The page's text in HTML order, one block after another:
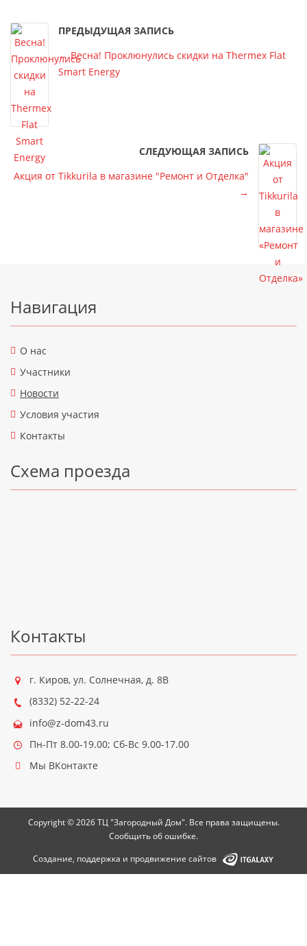
ПРЕДЫДУЩАЯ ЗАПИСЬ
←Весна! Проклюнулись скидки на Thermex Flat
Smart Energy
СЛЕДУЮЩАЯ ЗАПИСЬ
Акция от Tikkurila в магазине "Ремонт и Отделка"
→
Навигация
О нас
Участники
Новости
Условия участия
Контакты
Схема проезда
Контакты
г. Киров, ул. Солнечная, д. 8В
(8332) 52-22-24
info@z-dom43.ru
Пн-Пт 8.00-19.00; Сб-Вс 9.00-17.00
Мы ВКонтакте
Copyright ©2026 ТЦ "Загородный Дом". Все права защищены.
Сообщить об ошибке.
Создание, поддержка и продвижение сайтов